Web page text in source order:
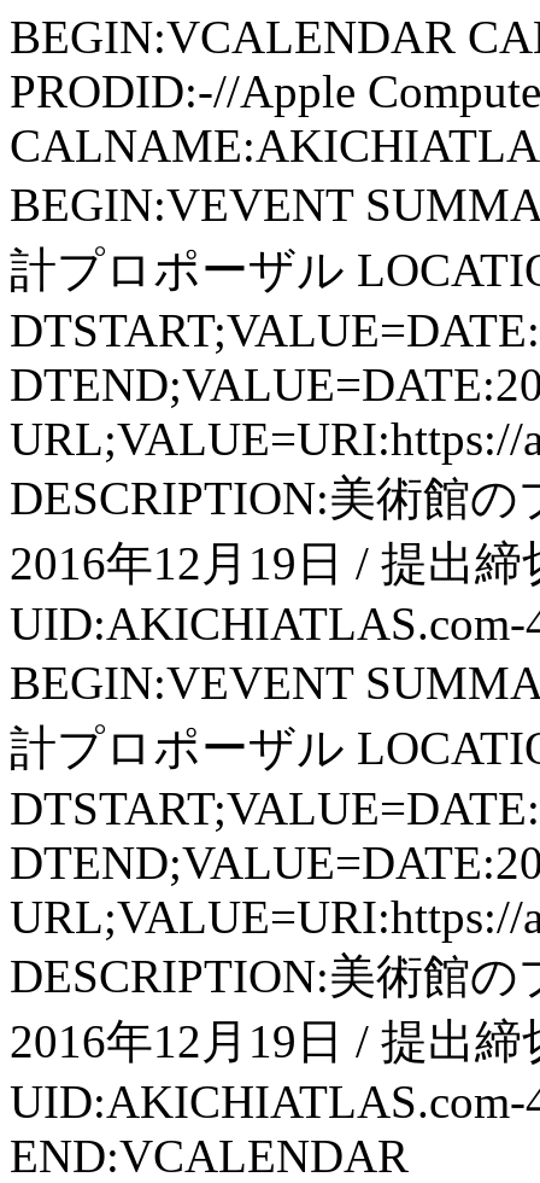
BEGIN:VCALENDAR
PRODID:-//Apple
BEGIN:VEVENT
計プロポーザル
URL;VALUE=URI:https://
DESCRIPTION:美術館
2016年12月19日 / 提出
UID:AKICHIATLAS.com-
BEGIN:VEVENT
計プロポーザル
URL;VALUE=URI:https://
DESCRIPTION:美術館
2016年12月19日 / 提出
UID:AKICHIATLAS.com-
END:VCALENDAR